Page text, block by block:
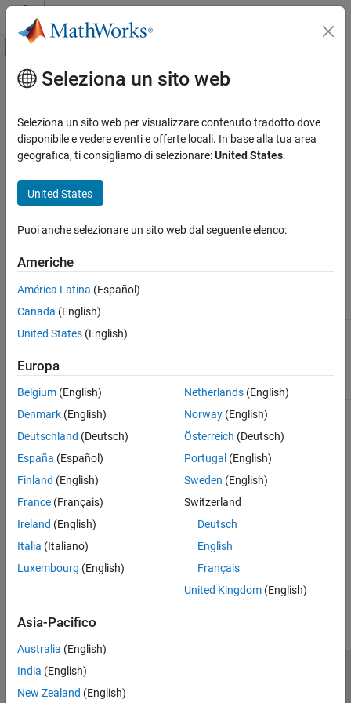
Vai al contenuto
Attiva/disattiva menu di navigazione
Pagina iniziale della documentazione
Raspberry Pi Blockset
Prerequisites for Logging Signals
Contenuto principale
Prerequisites for Logging Signals
Before starting to log signals:
Coder
must have at least one of these blocks.
Block Name
To Workspace
Scope(Simulink)
Outport(Simulink)
How useful was this information?
Seleziona un sito web
Seleziona un sito web per visualizzare contenuto tradotto dove
disponibile e vedere eventi e offerte locali. In base alla tua area
geografica, ti consigliamo di selezionare:United States.
United States
Puoi anche selezionare un sito web dal seguente elenco:
Americhe
América Latina (Español)
Canada (English)
United States (English)
Europa
Belgium (English)
Denmark (English)
Deutschland (Deutsch)
España (Español)
Finland (English)
France (Français)
Ireland (English)
Italia (Italiano)
Luxembourg (English)
Netherlands(English)
Norway(English)
Österreich (Deutsch)
Portugal (English)
Sweden (English)
Switzerland
Deutsch
English
Français
United Kingdom(English)
Asia-Pacifico
Australia (English)
India (English)
New Zealand (English)
Centro di fiducia